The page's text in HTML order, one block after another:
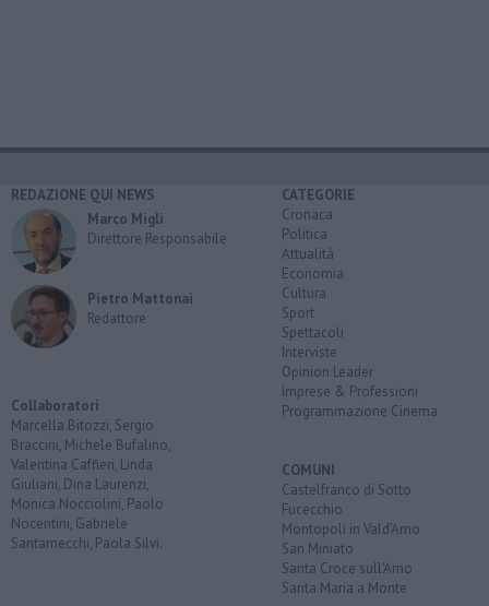
REDAZIONE QUI NEWS
Marco Migli
Direttore Responsabile
Pietro Mattonai
Redattore
Collaboratori
Marcella Bitozzi, Sergio
Braccini, Michele Bufalino,
Valentina Caffieri, Linda
Giuliani, Dina Laurenzi,
Monica Nocciolini, Paolo
Nocentini, Gabriele
Santarnecchi, Paola Silvi.
CATEGORIE
Cronaca
Politica
Attualità
Economia
Cultura
Sport
Spettacoli
Interviste
Opinion Leader
Imprese & Professioni
Programmazione Cinema
COMUNI
Castelfranco di Sotto
Fucecchio
Montopoli in Vald'Arno
San Miniato
Santa Croce sull'Arno
Santa Maria a Monte